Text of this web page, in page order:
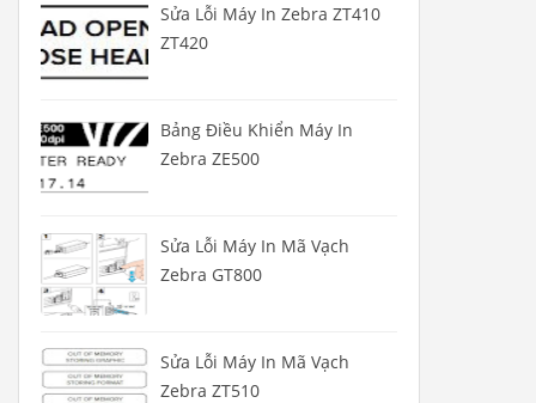
Sửa Lỗi Máy In Zebra ZT410
ZT420
Bảng Điều Khiển Máy In
Zebra ZE500
Sửa Lỗi Máy In Mã Vạch
Zebra GT800
Sửa Lỗi Máy In Mã Vạch
Zebra ZT510